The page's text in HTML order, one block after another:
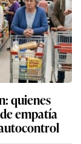
quienes
empatía